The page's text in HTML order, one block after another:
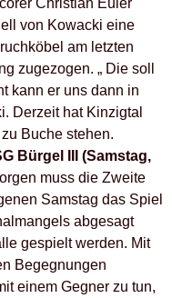
von Kowacki eine
am letzten
zugezogen. „ Die soll
kann er uns dann in
Derzeit hat Kinzigtal
Buche stehen.
Bürgel III (Samstag,
muss die Zweite
Samstag das Spiel
abgesagt
gespielt werden. Mit
Begegnungen
einem Gegner zu tun,